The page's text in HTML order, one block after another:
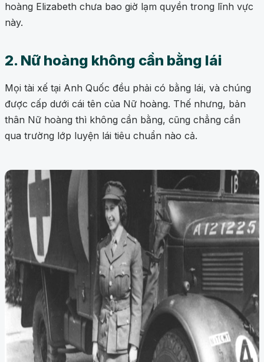
hoàng Elizabeth chưa bao giờ lạm quyền trong lĩnh vực
này.
2. Nữ hoàng không cần bằng lái
Mọi tài xế tại Anh Quốc đều phải có bằng lái, và chúng
được cấp dưới cái tên của Nữ hoàng. Thế nhưng, bản
thân Nữ hoàng thì không cần bằng, cũng chẳng cần
qua trường lớp luyện lái tiêu chuẩn nào cả.